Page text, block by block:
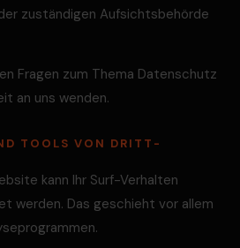
zuständigen Aufsichtsbehörde
Fragen zum Thema Datenschutz
an uns wenden.
TOOLS VON DRITT­
kann Ihr Surf-Verhalten
werden. Das geschieht vor allem